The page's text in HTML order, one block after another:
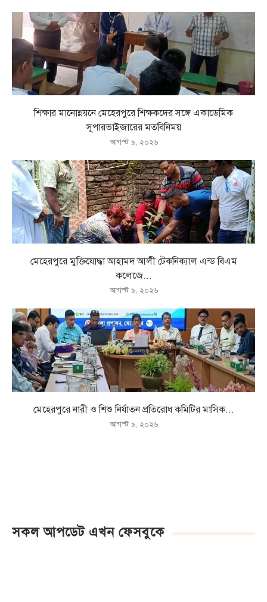
শিক্ষার মানোন্নয়নে মেহেরপুরে শিক্ষকদের সঙ্গে একাডেমিক
সুপারভাইজারের মতবিনিময়
আগস্ট ৯, ২০২৬
মেহেরপুরে মুক্তিযোদ্ধা আহামদ আলী টেকনিক্যাল এন্ড বিএম
কলেজে...
আগস্ট ৯, ২০২৬
মেহেরপুরে নারী ও শিশু নির্যাতন প্রতিরোধ কমিটির মাসিক...
আগস্ট ৯, ২০২৬
সকল আপডেট এখন ফেসবুকে